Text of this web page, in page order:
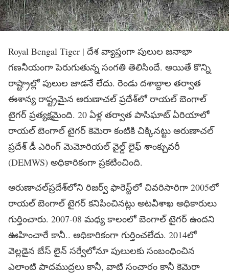
Royal Bengal Tiger | దేశ వ్యాప్తంగా పులుల జ‌నాభా
గ‌ణ‌నీయంగా పెరుగుతున్న సంగ‌తి తెలిసిందే. అయితే కొన్ని
రాష్ట్రాల్లో పులుల జాడ‌నే లేదు. రెండు ద‌శాబ్దాల త‌ర్వాత
ఈశాన్య రాష్ట్ర‌మైన అరుణాచ‌ల్ ప్ర‌దేశ్‌లో రాయ‌ల్ బెంగాల్
టైగ‌ర్ ప్ర‌త్య‌క్ష‌మైంది. 20 ఏళ్ల త‌ర్వాత పాసిఘాట్ ఏరియాలో
రాయ‌ల్ బెంగాల్ టైగ‌ర్ కెమెరా కంటికి చిక్కిన‌ట్టు అరుణాచ‌ల్
ప్ర‌దేశ్ డీ ఎరింగ్ మెమోరియ‌ల్ వైల్డ్ లైఫ్ శాంక్చువ‌రీ
(DEMWS) అధికారికంగా ప్ర‌క‌టించింది.
అరుణాచ‌ల్‌ప్ర‌దేశ్‌లోని రిజ‌ర్వ్ ఫారెస్ట్‌లో చివ‌రిసారిగా 2005లో
రాయ‌ల్ బెంగాల్ టైగ‌ర్ క‌నిపించిన‌ట్లు అట‌వీశాఖ అధికారులు
గుర్తించారు. 2007-08 మ‌ధ్య కాలంలో బెంగాల్ టైగ‌ర్ ఉంద‌ని
ఊహించారే కానీ.. అధికారికంగా గుర్తించ‌లేదు. 2014లో
వెల్ల‌డైన బేస్ లైన్ స‌ర్వేలోనూ పులుల‌కు సంబంధించిన
ఎలాంటి పాద‌ముద్ర‌లు కానీ, వాటి సంచారం కానీ కెమెరా